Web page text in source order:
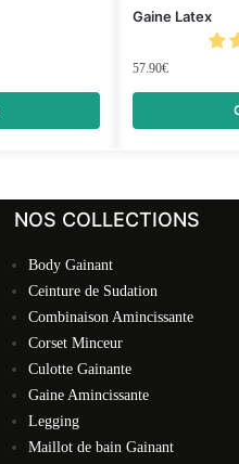
Gaine Latex
57.90€
NOS COLLECTIONS
Body Gainant
Ceinture de Sudation
Combinaison Amincissante
Corset Minceur
Culotte Gainante
Gaine Amincissante
Legging
Maillot de bain Gainant